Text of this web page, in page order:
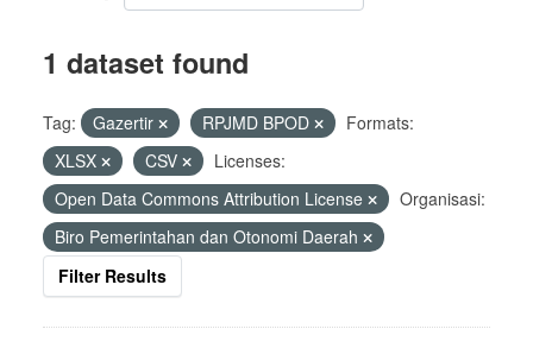
1 dataset found
Tag: Gazertir RPJMD BPOD
Formats:
XLSX
CSV
Licenses:
Open Data Commons Attribution License
Organisasi:
Biro Pemerintahan dan Otonomi Daerah
Filter Results